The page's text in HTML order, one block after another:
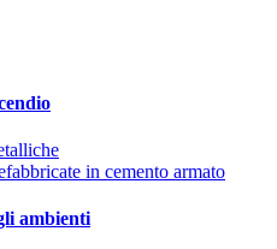
in cemento armato
ambienti